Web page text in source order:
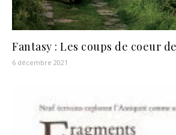
Fantasy : Les coups de coeur
6 décembre 2021